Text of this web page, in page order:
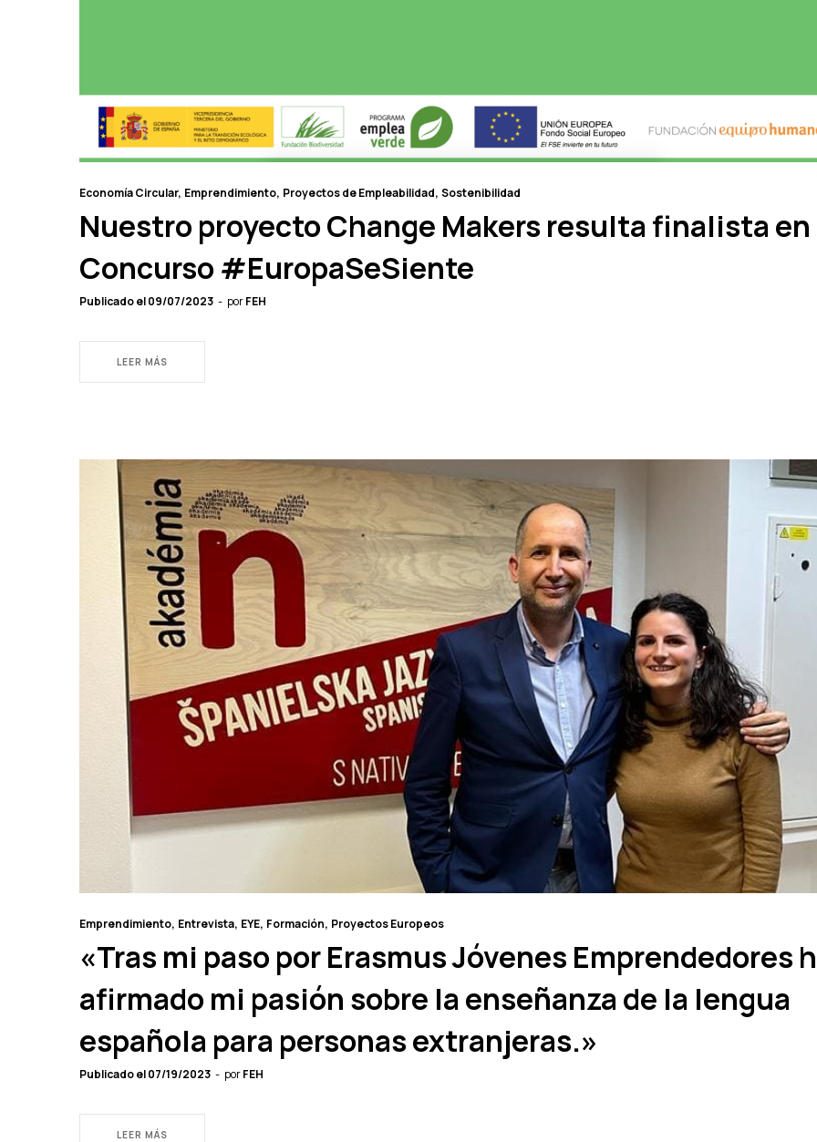
Economía Circular Emprendimiento Proyectos de Empleabilidad Sostenibilidad
Nuestro proyecto Change Makers resulta finalista
Concurso #EuropaSeSiente
Publicado el09/07/2023 porFEH
LEER MÁS
Emprendimiento Entrevista EYE Formación Proyectos Europeos
«Tras mi paso por Erasmus Jóvenes Emprendedores
afirmado mi pasión sobre la enseñanza de la lengua
española para personas extranjeras.»
Publicado el07/19/2023 porFEH
LEER MÁS